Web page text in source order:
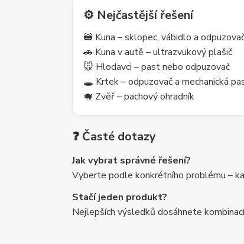
⚙️ Nejčastější řešení
🦝 Kuna – sklopec, vábidlo a
🚗 Kuna v autě – ultrazvukový plašič
🐭 Hlodavci – past nebo odpuzovač
🕳️ Krtek – odpuzovač a mechanická
🐗 Zvěř – pachový ohradník
❓ Časté dotazy
Jak vybrat správné řešení?
Vyberte podle konkrétního problému –
Stačí jeden produkt?
Nejlepších výsledků dosáhnete